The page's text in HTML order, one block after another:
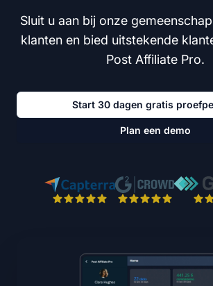
Sluit u aan bij onze
klanten en bied uitstekende
Post Affiliate Pro.
Start 30 dagen gratis
Plan een demo